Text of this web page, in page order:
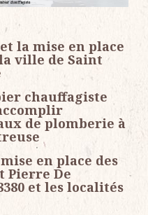
la mise en place
ville de Saint
chauffagiste
de plomberie à
en place des
Pierre De
et les localités